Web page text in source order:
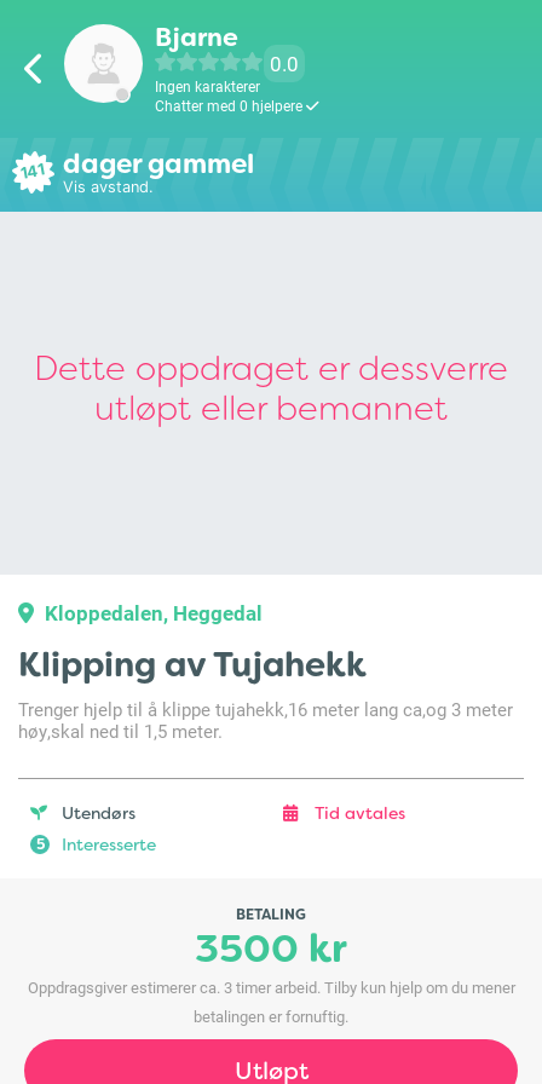
Bjarne
0.0
Ingen karakterer
Chatter med 0 hjelpere
141 dager gammel
Vis avstand.
Dette oppdraget er dessverre
utløpt eller bemannet
Kloppedalen, Heggedal
Klipping av Tujahekk
Trenger hjelp til å klippe tujahekk,16 meter lang ca,og 3 meter
høy,skal ned til 1,5 meter.
Utendørs Tid avtales
5 Interesserte
BETALING
3500 kr
Oppdragsgiver estimerer ca. 3 timer arbeid. Tilby kun hjelp om du mener
betalingen er fornuftig.
Utløpt